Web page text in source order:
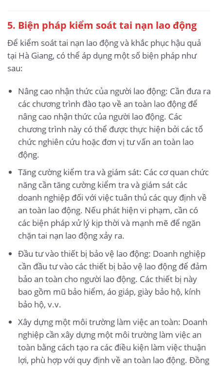
5. Biện pháp kiểm soát tai nạn lao động
Để kiểm soát tai nạn lao động và khắc phục hậu quả
tại Hà Giang, có thể áp dụng một số biện pháp như
sau:
Nâng cao nhận thức của người lao động: Cần đưa ra
các chương trình đào tạo về an toàn lao động để
nâng cao nhận thức của người lao động. Các
chương trình này có thể được thực hiện bởi các tổ
chức nghiên cứu hoặc đơn vị tư vấn an toàn lao
động.
Tăng cường kiểm tra và giám sát: Các cơ quan chức
năng cần tăng cường kiểm tra và giám sát các
doanh nghiệp đối với việc tuân thủ các quy định về
an toàn lao động. Nếu phát hiện vi phạm, cần có
các biện pháp xử lý kịp thời và mạnh mẽ để ngăn
chặn tai nạn lao động xảy ra.
Đầu tư vào thiết bị bảo vệ lao động: Doanh nghiệp
cần đầu tư vào các thiết bị bảo vệ lao động để đảm
bảo an toàn cho người lao động. Các thiết bị này
bao gồm mũ bảo hiểm, áo giáp, giày bảo hộ, kính
bảo hộ, v.v.
Xây dựng một môi trường làm việc an toàn: Doanh
nghiệp cần xây dựng một môi trường làm việc an
toàn bằng cách tạo ra các điều kiện làm việc thuận
lợi, phù hợp với quy định về an toàn lao động. Đồng